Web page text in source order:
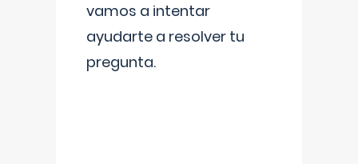
vamos a intentar
ayudarte a resolver tu
pregunta.